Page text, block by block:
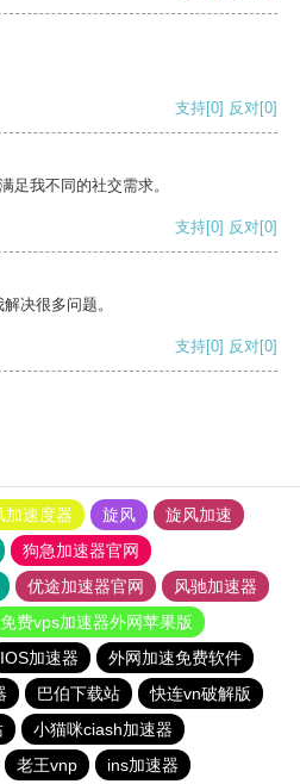
支持[0] 反对[0]
足我不同的社交需求。
支持[0] 反对[0]
决很多问题。
支持[0] 反对[0]
加速度器 旋风
旋风加速
狗急加速器官网
优途加速器官网
风驰加速器
免费vps加速器外网苹果版
IOS加速器
外网加速免费软件
巴伯下载站
快连vn破解版
小猫咪ciash加速器
老王vnp ins加速器